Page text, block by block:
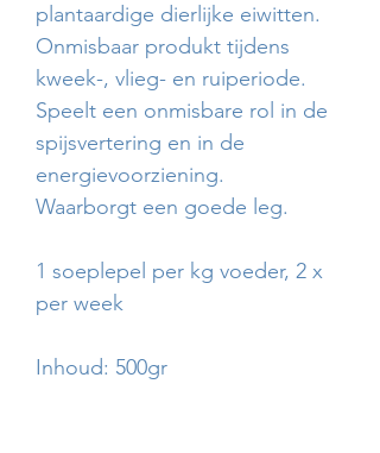
plantaardige dierlijke eiwitten.
Onmisbaar produkt tijdens
kweek-, vlieg- en ruiperiode.
Speelt een onmisbare rol in de
spijsvertering en in de
energievoorziening.
Waarborgt een goede leg.
1 soeplepel per kg voeder, 2 x
per week
Inhoud: 500gr